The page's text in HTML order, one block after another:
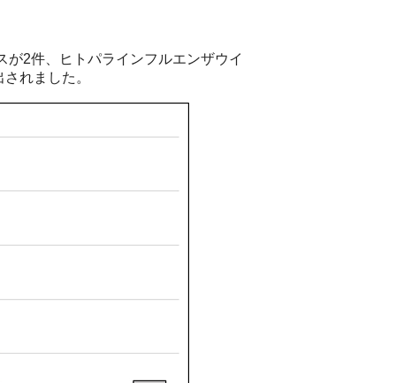
2件、ヒトパラインフルエンザウイ
れました。